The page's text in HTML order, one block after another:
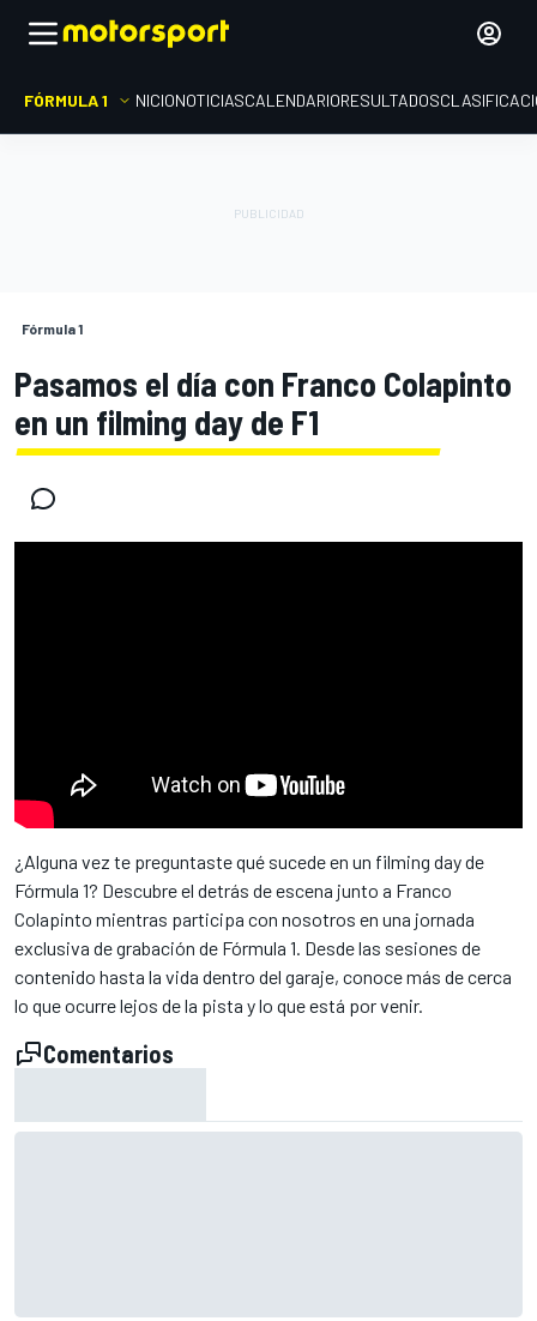
FÓRMULA 1 INICIONOTICIASCALENDARIORESULTADOS
Fórmula 1
Pasamos el día con Franco Colapinto
en un filming day de F1
¿Alguna vez te preguntaste qué sucede en un filming day de
Fórmula 1? Descubre el detrás de escena junto a Franco
Colapinto mientras participa con nosotros en una jornada
exclusiva de grabación de Fórmula 1. Desde las sesiones de
contenido hasta la vida dentro del garaje, conoce más de cerca
lo que ocurre lejos de la pista y lo que está por venir.
Comentarios